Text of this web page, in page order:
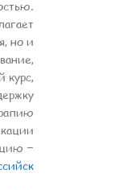
но и
курс,
–